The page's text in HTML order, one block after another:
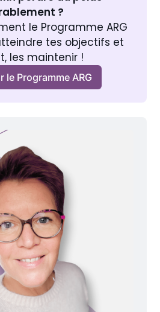
?
le Programme ARG
tes objectifs et
les maintenir !
le Programme ARG